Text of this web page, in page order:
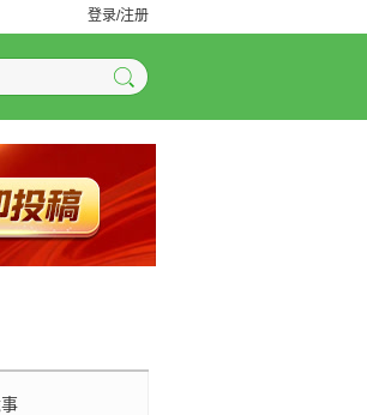
登录/注册